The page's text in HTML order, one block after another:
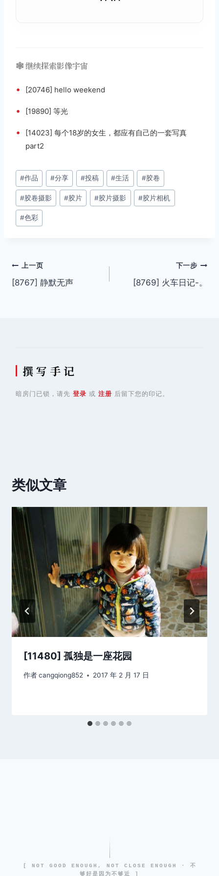
🕸️ 继续探索影像宇宙
• [20746] hello weekend
• [19890] 等光
•
[14023] 每个18岁的女生，都应有自己的一套写真
part2
文
章
标
签：
#作品 #分享 #投稿 #生活 #胶卷
#胶卷摄影 #胶片 #胶片摄影 #胶片相机
#色彩
文
章
上一页
[8767] 静默无声
下一步
[8769] 火车日记-。
撰 写 手 记
暗房门已锁，请先 登录 或 注册 后留下您的印记。
类似文章
[11480] 孤独是一座花园
作者cangqiong852 2017 年 2 月 17 日
[ NOT GOOD ENOUGH, NOT CLOSE ENOUGH · 不
够好是因为不够近 ]